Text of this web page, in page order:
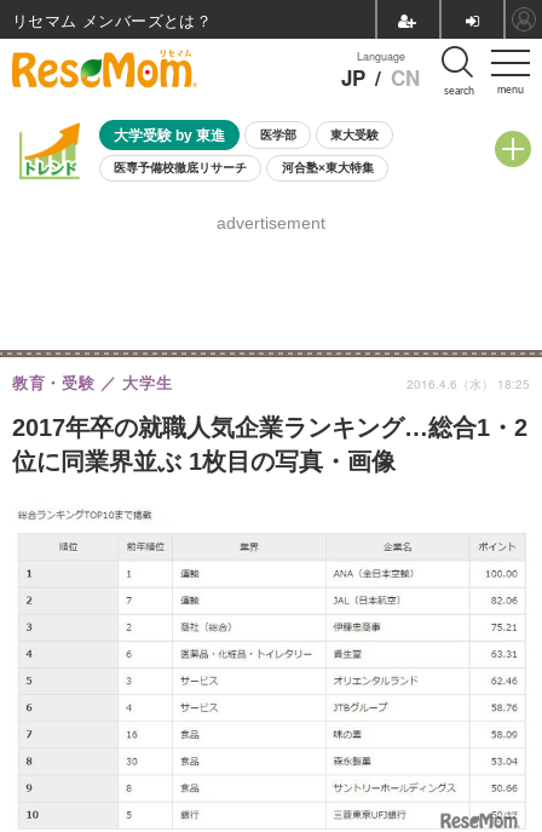
menu
Language
JP / CN search
大学受験 by 東進 医学部 東大受験
医専予備校徹底リサーチ 河合塾×東大特集
8月開催学校説明会・相談会
advertisement
2017年卒の就職人気企業ランキング…総合1・2
位に同業界並ぶ 1枚目の写真・画像
教育・受験 大学生 2016.4.6（水） 18:25
リセマム メンバーズ